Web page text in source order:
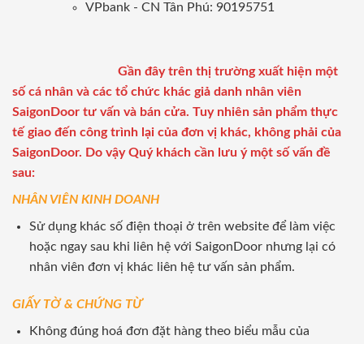
VPbank - CN Tân Phú: 90195751
Gần đây trên thị trường xuất hiện một
số cá nhân và các tổ chức khác giả danh nhân viên
SaigonDoor tư vấn và bán cửa. Tuy nhiên sản phẩm thực
tế giao đến công trình lại của đơn vị khác, không phải của
SaigonDoor. Do vậy Quý khách cần lưu ý một số vấn đề
sau:
NHÂN VIÊN KINH DOANH
Sử dụng khác số điện thoại ở trên website để làm việc
hoặc ngay sau khi liên hệ với SaigonDoor nhưng lại có
nhân viên đơn vị khác liên hệ tư vấn sản phẩm.
GIẤY TỜ & CHỨNG TỪ
Không đúng hoá đơn đặt hàng theo biểu mẫu của